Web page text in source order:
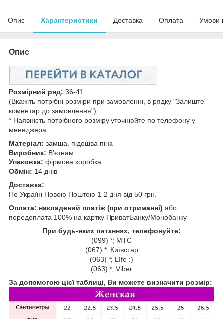
Опис Характеристики Доставка Оплата Умови
Опис
Розмірний ряд: 36-41
(Вкажіть потрібні розміри при замовленні, в рядку "Залиште
коментар до замовлення")
* Наявність потрібного розміру уточнюйте по телефону у
менеджера.
Матеріал: замша, підошва піна
Виробник: В'єтнам
Упаковка: фірмова коробка
Обмін: 14 днів
Доставка:
По Україні Новою Поштою 1-2 дня від 50 грн.
Оплата: накладений платіж (при отриманні) або
передоплата 100% на картку ПриватБанку/Монобанку
При будь-яких питаннях, телефонуйте:
(099) *; МТС
(067) *; Київстар
(063) *; LIfe :)
(063) *; Viber
За допомогою цієї таблиці, Ви можете визначити розмір: